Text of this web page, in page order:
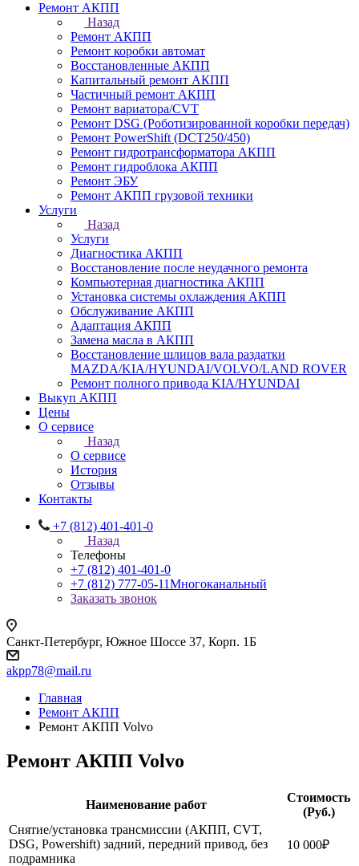
Ремонт АКПП
Назад
Ремонт АКПП
Ремонт коробки автомат
Восстановленные АКПП
Капитальный ремонт АКПП
Частичный ремонт АКПП
Ремонт вариатора/CVT
Ремонт DSG (Роботизированной коробки передач)
Ремонт PowerShift (DCT250/450)
Ремонт гидротрансформатора АКПП
Ремонт гидроблока АКПП
Ремонт ЭБУ
Ремонт АКПП грузовой техники
Услуги
Назад
Услуги
Диагностика АКПП
Восстановление после неудачного ремонта
Компьютерная диагностика АКПП
Установка системы охлаждения АКПП
Обслуживание АКПП
Адаптация АКПП
Замена масла в АКПП
Восстановление шлицов вала раздатки
MAZDA/KIA/HYUNDAI/VOLVO/LAND ROVER
Ремонт полного привода KIA/HYUNDAI
Выкуп АКПП
Цены
О сервисе
Назад
О сервисе
История
Отзывы
Контакты
+7 (812) 401-401-0
Назад
Телефоны
+7 (812) 401-401-0
+7 (812) 777-05-11Многоканальный
Заказать звонок
Санкт-Петербург, Южное Шоссе 37, Корп. 1Б
akpp78@mail.ru
Главная
Ремонт АКПП
Ремонт АКПП Volvo
Ремонт АКПП Volvo
Наименование работ
Стоимость
(Руб.)
Снятие/установка трансмиссии (АКПП, CVT,
DSG, Powershift) задний, передний привод, без
подрамника
10 000₽